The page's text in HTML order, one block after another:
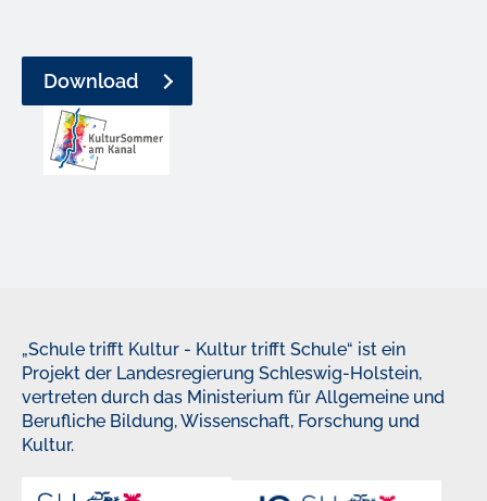
Download
„Schule trifft Kultur - Kultur trifft Schule“ ist ein
Projekt der Landesregierung Schleswig-Holstein,
vertreten durch das Ministerium für Allgemeine und
Berufliche Bildung, Wissenschaft, Forschung und
Kultur.